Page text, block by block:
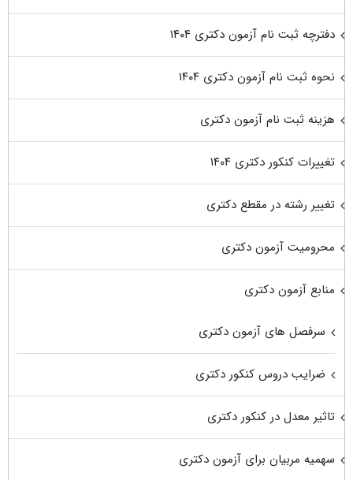
دفترچه ثبت نام آزمون دکتری ۱۴۰۴
نحوه ثبت نام آزمون دکتری ۱۴۰۴
هزینه ثبت نام آزمون دکتری
تغییرات کنکور دکتری ۱۴۰۴
تغییر رشته در مقطع دکتری
محرومیت آزمون دکتری
منابع آزمون دکتری
سرفصل های آزمون دکتری
ضرایب دروس کنکور دکتری
تاثیر معدل در کنکور دکتری
سهمیه مربیان برای آزمون دکتری